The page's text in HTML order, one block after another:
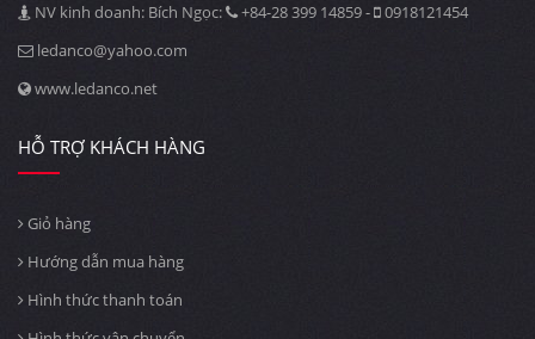
NV kinh doanh: Bích Ngọc:
+84-28 399 14859 -
0918121454
ledanco@yahoo.com
www.ledanco.net
HỖ TRỢ KHÁCH HÀNG
Giỏ hàng
Hướng dẫn mua hàng
Hình thức thanh toán